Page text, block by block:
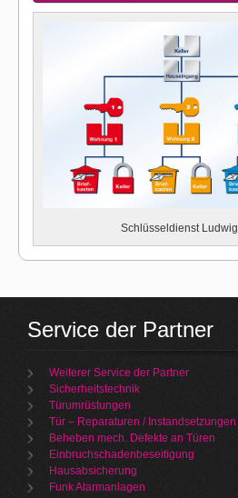
Schlüsseldienst Ludwig
Service der Partner
Weiterer Service der Partner
Sicherheitstechnik
Türumrüstungen
Tür – Reparaturen / Instandsetzungen
Beheben mech. Defekte an Türen
Einbruchschadenbeseitigung
Hausabsicherung
Funk Alarmanlagen